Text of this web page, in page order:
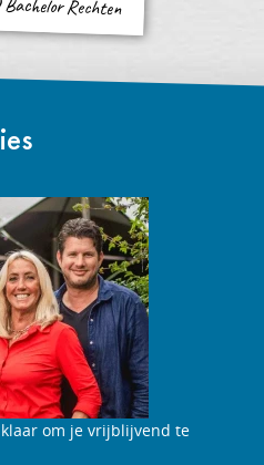
om je vrijblijvend te